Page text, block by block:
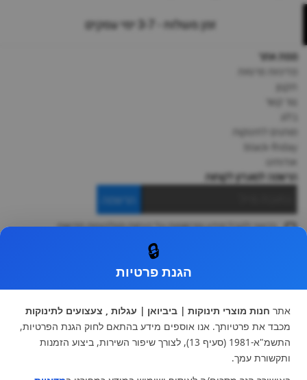
זמן משלוח - 3-7 ימי עסקים
מפת אתר
צור קשר
מותגים לתינוקות
black-friday
אודותינו
הרשמה למועדון לקוחות
הרשמה
ברצוני לקבל מידע ופרסומות על הנחות וקולקציות חדשות
עגלות וטיולונים
כיסא בטיחות ואביזרים
ריהוט לתינוקות
מצעים למיטת תינוק וטקסטיל
צעצועי ילדים
על גלגלים
הנקה והאכלה
🔒
הגנת פרטיות
אתר חנות מוצרי תינוקות | ביביואן | עגלות , צעצועים לתינוקות
מכבד את פרטיותך. אנו אוספים מידע בהתאם לחוק הגנת הפרטיות,
התשמ"א-1981 (סעיף 13), לצורך שיפור השירות, ביצוע הזמנות
ותקשורת עמך.